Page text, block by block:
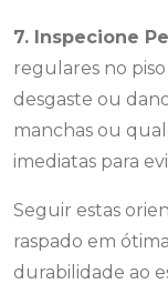
7. Inspecione
regulares no
desgaste ou
manchas ou
imediatas para
Seguir estas
raspado em
durabilidade ao